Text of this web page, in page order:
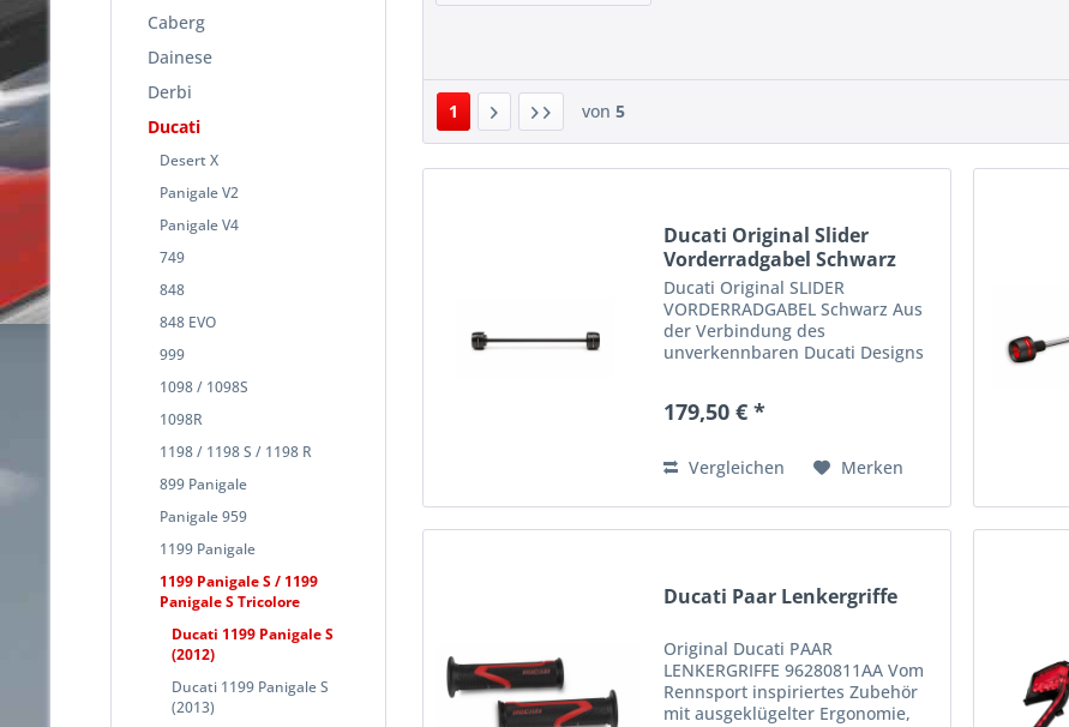
Caberg
Dainese
Derbi
Ducati
Desert X
Panigale V2
Panigale V4
749
848
848 EVO
999
1098 / 1098S
1098R
1198 / 1198 S / 1198 R
899 Panigale
Panigale 959
1199 Panigale
1199 Panigale S / 1199
Panigale S Tricolore
Ducati 1199 Panigale S
(2012)
Ducati 1199 Panigale S
(2013)
1 von 5
Ducati Original Slider
Vorderradgabel Schwarz
Ducati Original SLIDER
VORDERRADGABEL Schwarz Aus
der Verbindung des
unverkennbaren Ducati Designs
aus hochwertigem, eloxiertem
Gabel bei einem Sturz...
179,50 € *
Vergleichen Merken
Ducati Paar Lenkergriffe
Original Ducati PAAR
LENKERGRIFFE 96280811AA Vom
Rennsport inspiriertes Zubehör
mit ausgeklügelter Ergonomie,